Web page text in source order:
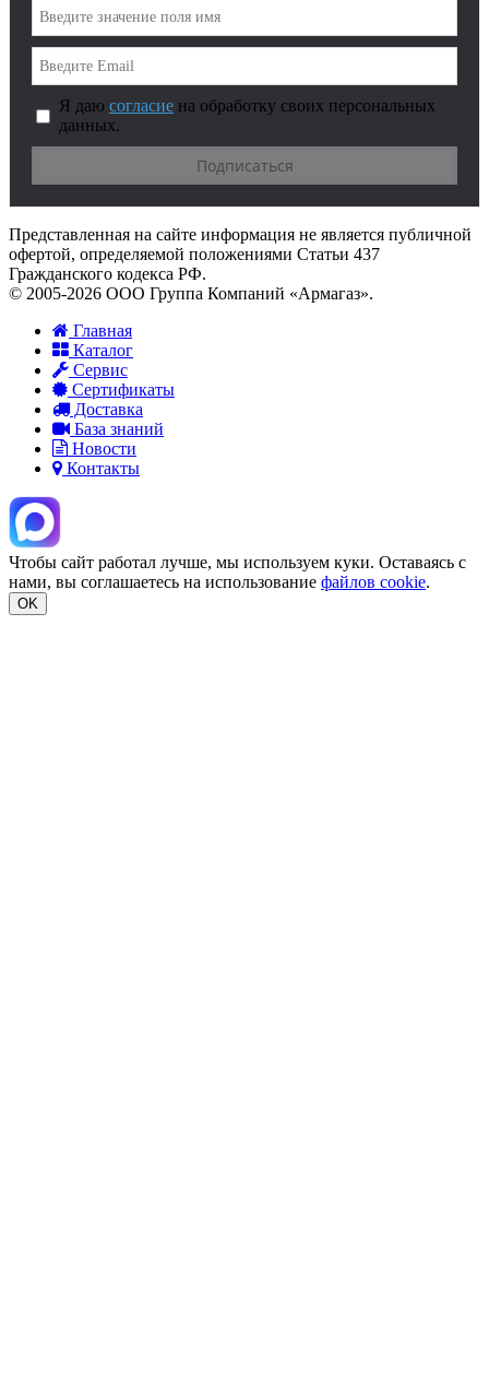
Я даю согласие на обработку своих персональных
данных.
Представленная на сайте информация не является публичной
офертой, определяемой положениями Статьи 437
Гражданского кодекса РФ.
© 2005-2026 ООО Группа Компаний «Армагаз».
Главная
Каталог
Сервис
Сертификаты
Доставка
База знаний
Новости
Контакты
Чтобы сайт работал лучше, мы используем куки. Оставаясь с
нами, вы соглашаетесь на использование файлов cookie.
OK